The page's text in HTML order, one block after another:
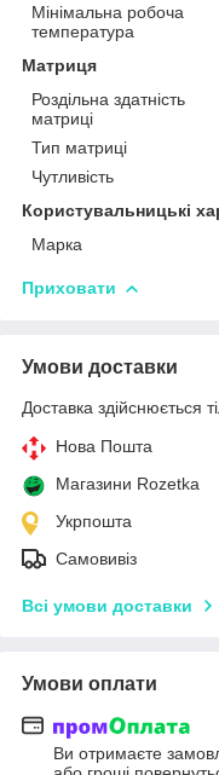
Мінімальна робоча
температура
Матриця
Роздільна здатність
матриці
Тип матриці
Чутливість
Користувальницькі
Марка
Приховати
Умови доставки
Доставка здійснюється
Нова Пошта
Магазини Rozetka
Укрпошта
Самовивіз
Всі умови доставки
Умови оплати
Ви отримаєте